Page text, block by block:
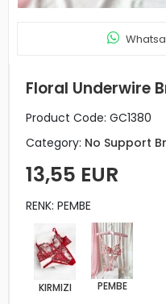
Floral Underwire
Product Code: GC1380
Category: No Support
13,55 EUR
RENK: PEMBE
KIRMIZI PEMBE